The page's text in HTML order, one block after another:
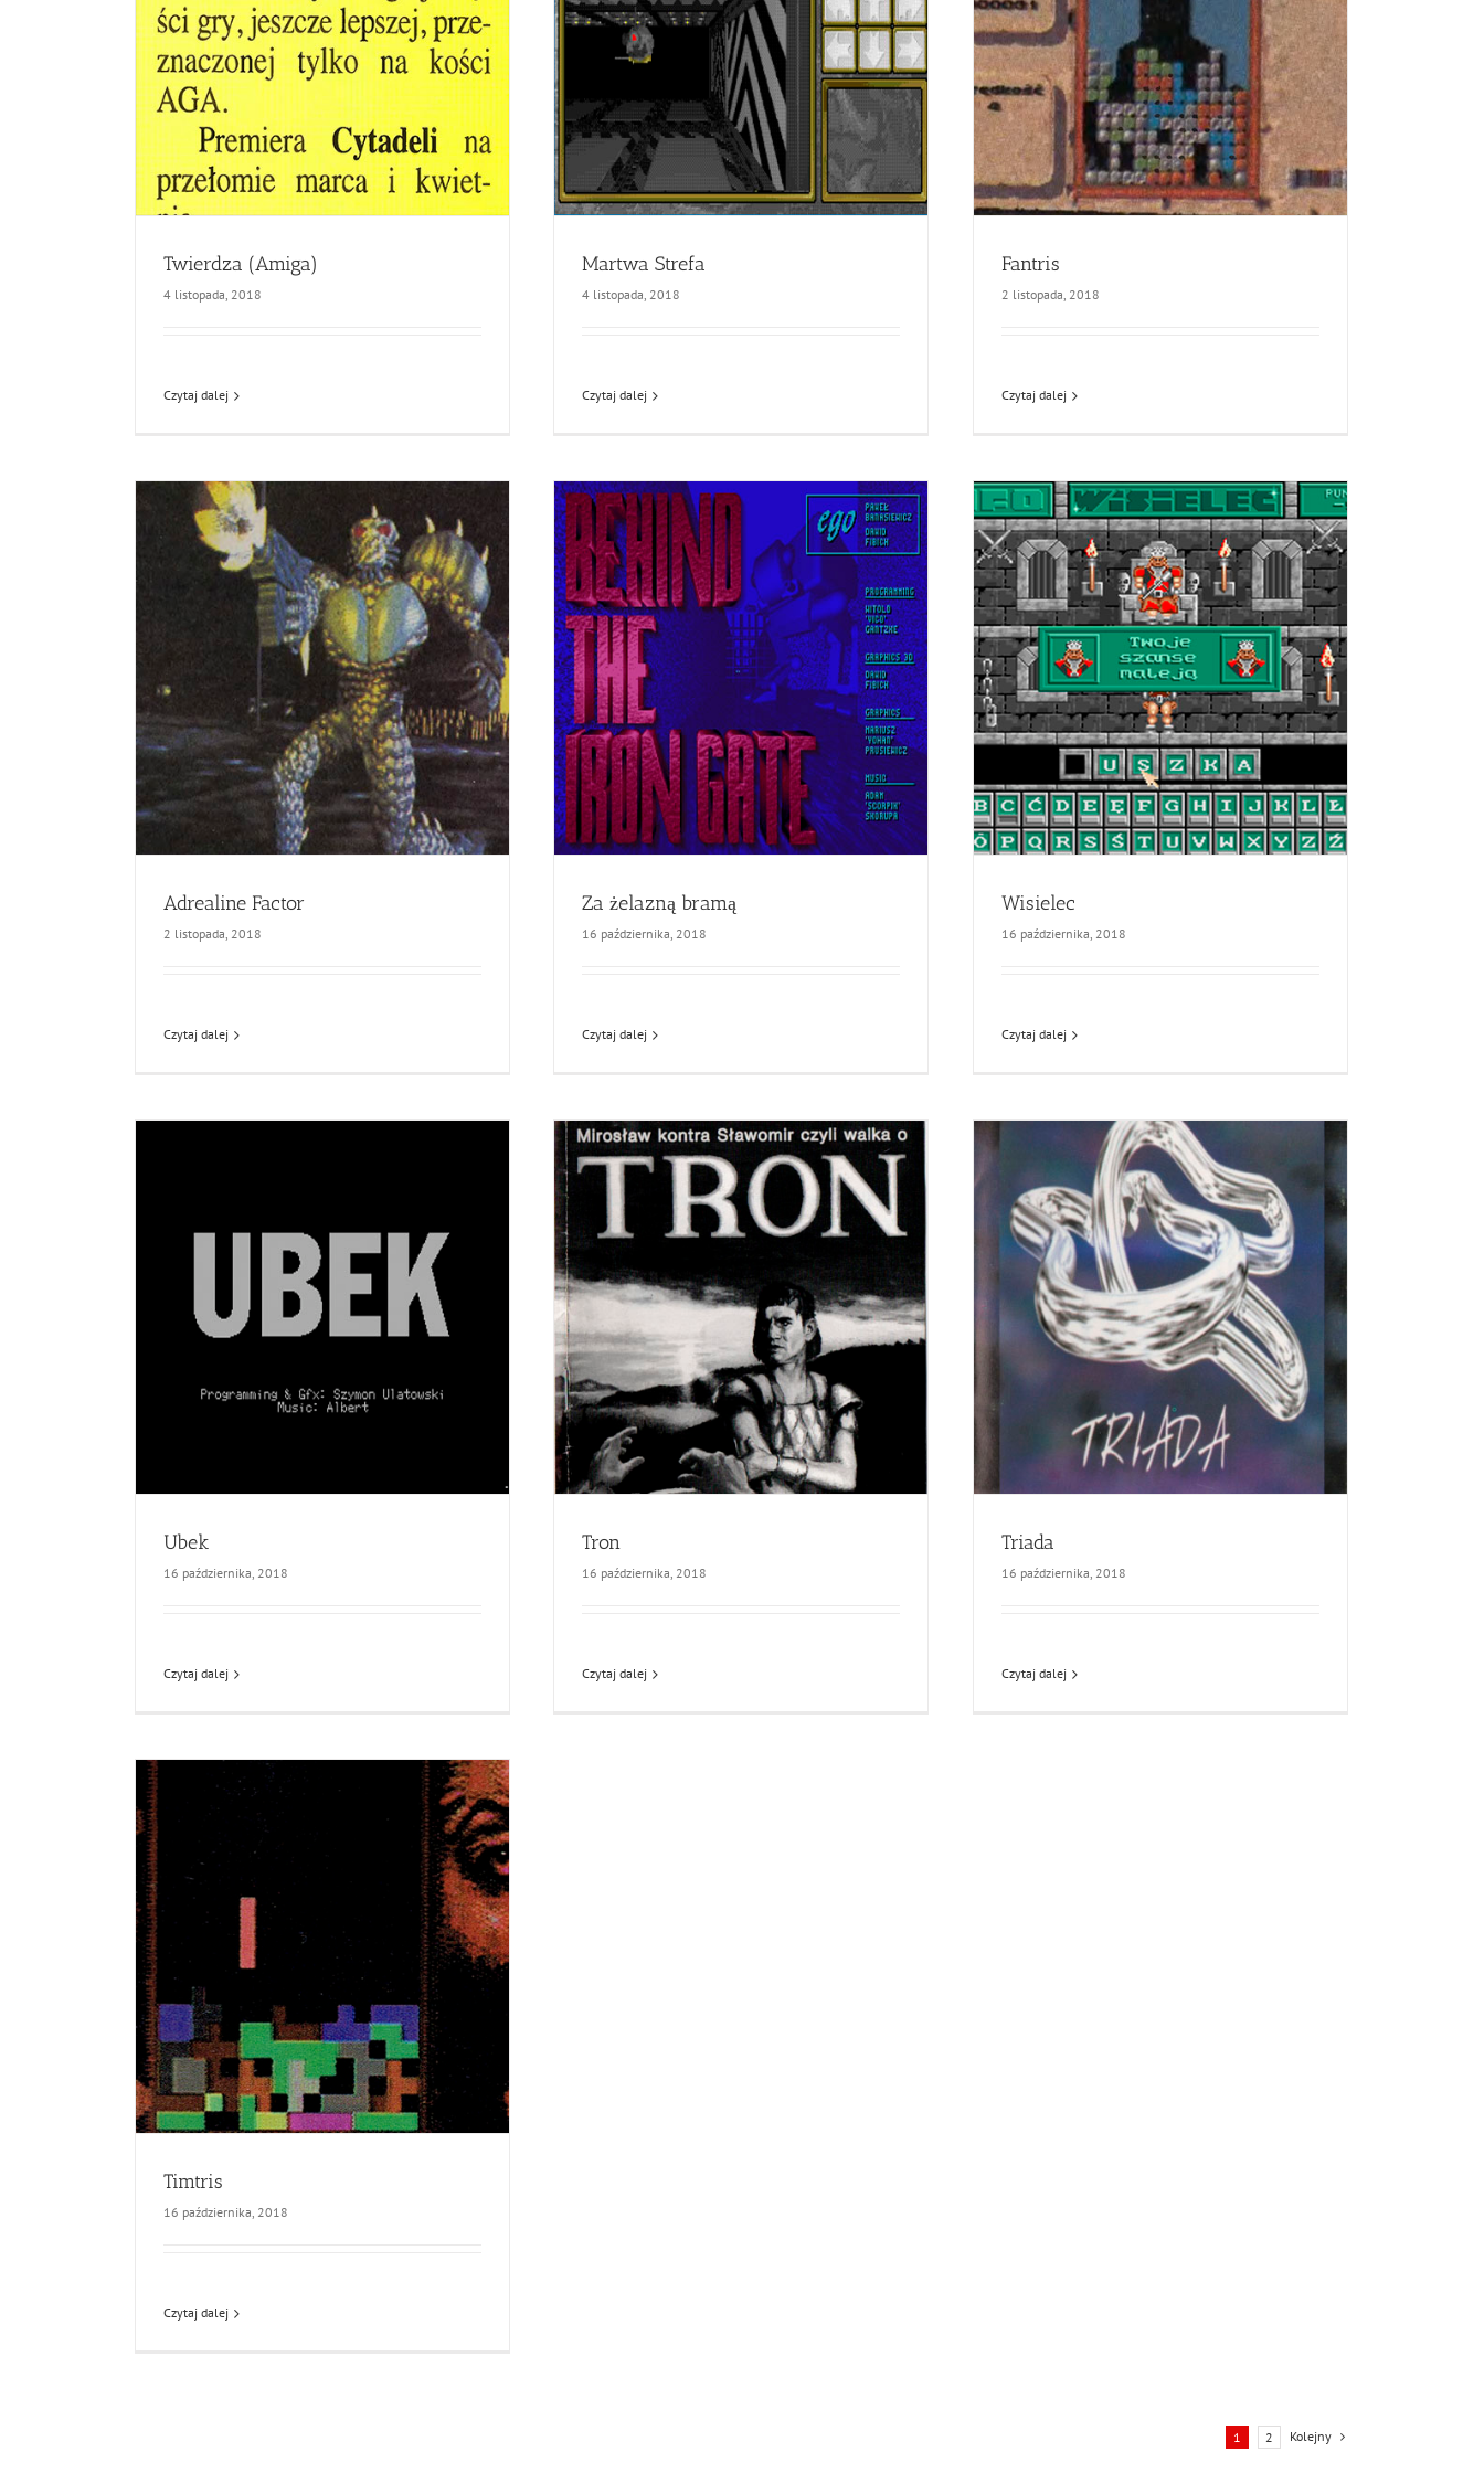
Twierdza (Amiga)
4 listopada, 2018
Czytaj dalej
Martwa Strefa
4 listopada, 2018
Czytaj dalej
Fantris
2 listopada, 2018
Czytaj dalej
Adrealine Factor
2 listopada, 2018
Czytaj dalej
Za żelazną bramą
16 października, 2018
Czytaj dalej
Wisielec
16 października, 2018
Czytaj dalej
Ubek
16 października, 2018
Czytaj dalej
Tron
16 października, 2018
Czytaj dalej
Triada
16 października, 2018
Czytaj dalej
Timtris
16 października, 2018
Czytaj dalej
1 2 Kolejny